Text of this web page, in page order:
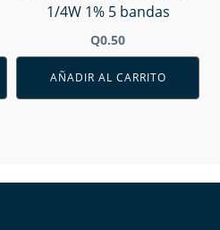
1/4W 1% 5 bandas
Q0.50
AÑADIR AL CARRITO